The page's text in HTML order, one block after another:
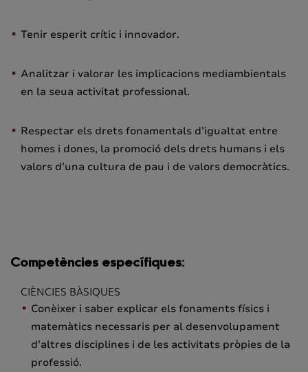
Tenir esperit crític i innovador.
Analitzar i valorar les implicacions mediambientals
en la seua activitat professional.
Respectar els drets fonamentals d’igualtat entre
homes i dones, la promoció dels drets humans i els
valors d’una cultura de pau i de valors democràtics.
Competències específiques:
CIÈNCIES BÀSIQUES
Conèixer i saber explicar els fonaments físics i
matemàtics necessaris per al desenvolupament
d’altres disciplines i de les activitats pròpies de la
professió.